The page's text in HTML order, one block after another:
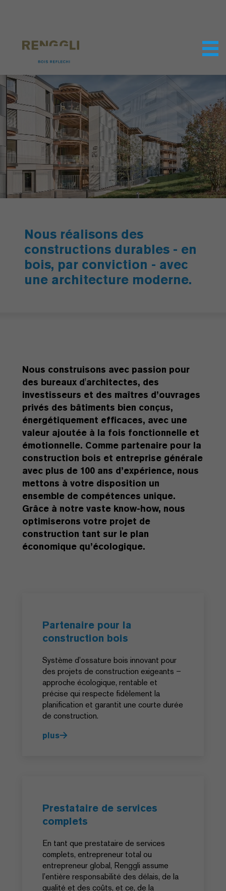
Nous réalisons des
constructions durables - en
bois, par conviction - avec
une architecture moderne.
Nous construisons avec passion pour
des bureaux d'architectes, des
investisseurs et des maîtres d’ouvrages
privés des bâtiments bien conçus,
énergétiquement efficaces, avec une
valeur ajoutée à la fois fonctionnelle et
émotionnelle. Comme partenaire pour la
construction bois et entreprise générale
avec plus de 100 ans d’expérience, nous
mettons à votre disposition un
ensemble de compétences unique.
Grâce à notre vaste know-how, nous
optimiserons votre projet de
construction tant sur le plan
économique qu’écologique.
Partenaire pour la
construction bois
Système d’ossature bois innovant pour
des projets de construction exigeants –
approche écologique, rentable et
précise qui respecte fidèlement la
planification et garantit une courte durée
de construction.
plus
Prestataire de services
complets
En tant que prestataire de services
complets, entrepreneur total ou
entrepreneur global, Renggli assume
l’entière responsabilité des délais, de la
qualité et des coûts, et ce, de la